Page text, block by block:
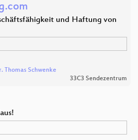
und Haftung von
Thomas Schwenke
33C3 Sendezentrum